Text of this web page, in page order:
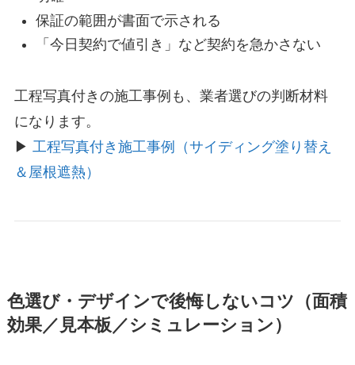
保証の範囲が書面で示される
「今日契約で値引き」など契約を急かさない
工程写真付きの施工事例も、業者選びの判断材料
になります。
▶ 工程写真付き施工事例（サイディング塗り替え
＆屋根遮熱）
色選び・デザインで後悔しないコツ（面積
効果／見本板／シミュレーション）